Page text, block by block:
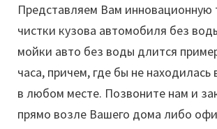
Представляем Вам инновационную
чистки кузова автомобиля без
мойки авто без воды длится
часа, причем, где бы не
в любом месте. Позвоните нам и
прямо возле Вашего дома либо